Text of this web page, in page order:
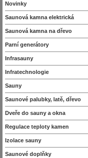
Novinky
Saunová kamna elektrická
Saunová kamna na dřevo
Parní generátory
Infrasauny
Infratechnologie
Sauny
Saunové palubky, latě, dřevo
Dveře do sauny a okna
Regulace teploty kamen
Izolace sauny
Saunové doplňky